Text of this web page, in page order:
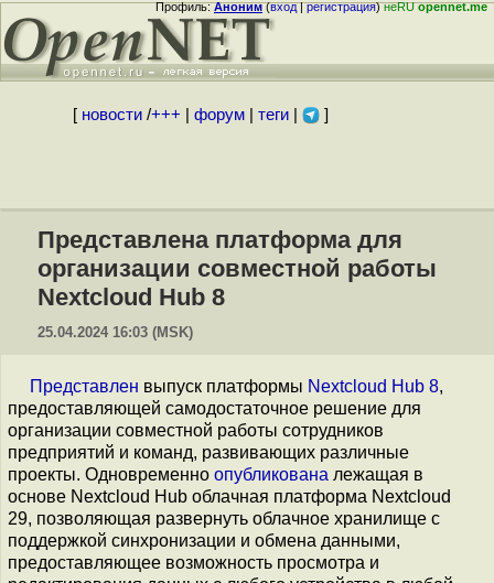
Профиль:Аноним(вход|регистрация)неRUopennet.me
[ новости/+++ форум| теги| ]
Представлена платформа для
организации совместной работы
Nextcloud Hub 8
25.04.2024 16:03 (MSK)
Представлен выпуск платформы Nextcloud Hub 8,
предоставляющей самодостаточное решение для
организации совместной работы сотрудников
предприятий и команд, развивающих различные
проекты. Одновременно опубликована лежащая в
основе Nextcloud Hub облачная платформа Nextcloud
29, позволяющая развернуть облачное хранилище с
поддержкой синхронизации и обмена данными,
предоставляющее возможность просмотра и